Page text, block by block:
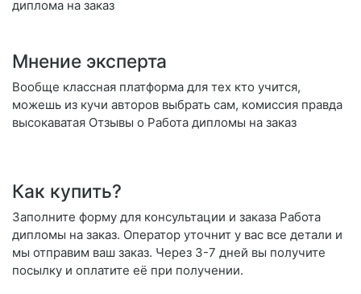
диплома на заказ
Мнение эксперта
Вообще классная платформа для тех кто учится,
можешь из кучи авторов выбрать сам, комиссия правда
высокаватая Отзывы о Работа дипломы на заказ
Как купить?
Заполните форму для консультации и заказа Работа
дипломы на заказ. Оператор уточнит у вас все детали и
мы отправим ваш заказ. Через 3-7 дней вы получите
посылку и оплатите её при получении.